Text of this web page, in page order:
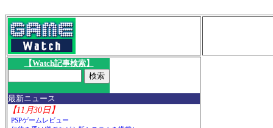
【Watch記事検索】
最新ニュース
【11月30日】
PSPゲームレビュー